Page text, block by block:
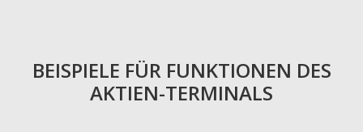
BEISPIELE FÜR FUNKTIONEN DES
AKTIEN-TERMINALS